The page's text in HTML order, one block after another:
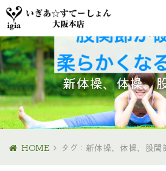
新体操、体操、
HOME タグ : 新体操、体操、股関